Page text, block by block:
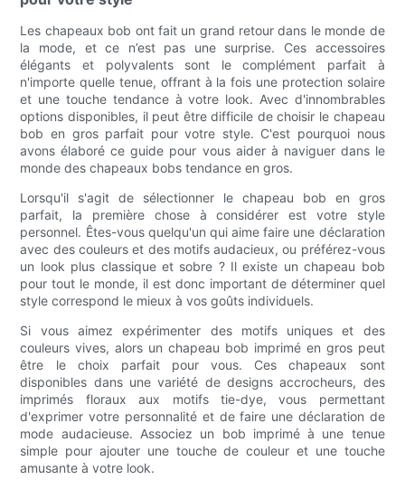
Les chapeaux bob ont fait un grand retour dans le monde de
la mode, et ce n’est pas une surprise. Ces accessoires
élégants et polyvalents sont le complément parfait à
n'importe quelle tenue, offrant à la fois une protection solaire
et une touche tendance à votre look. Avec d'innombrables
options disponibles, il peut être difficile de choisir le chapeau
bob en gros parfait pour votre style. C'est pourquoi nous
avons élaboré ce guide pour vous aider à naviguer dans le
monde des chapeaux bobs tendance en gros.
Lorsqu'il s'agit de sélectionner le chapeau bob en gros
parfait, la première chose à considérer est votre style
personnel. Êtes-vous quelqu'un qui aime faire une déclaration
avec des couleurs et des motifs audacieux, ou préférez-vous
un look plus classique et sobre ? Il existe un chapeau bob
pour tout le monde, il est donc important de déterminer quel
style correspond le mieux à vos goûts individuels.
Si vous aimez expérimenter des motifs uniques et des
couleurs vives, alors un chapeau bob imprimé en gros peut
être le choix parfait pour vous. Ces chapeaux sont
disponibles dans une variété de designs accrocheurs, des
imprimés floraux aux motifs tie-dye, vous permettant
d'exprimer votre personnalité et de faire une déclaration de
mode audacieuse. Associez un bob imprimé à une tenue
simple pour ajouter une touche de couleur et une touche
amusante à votre look.